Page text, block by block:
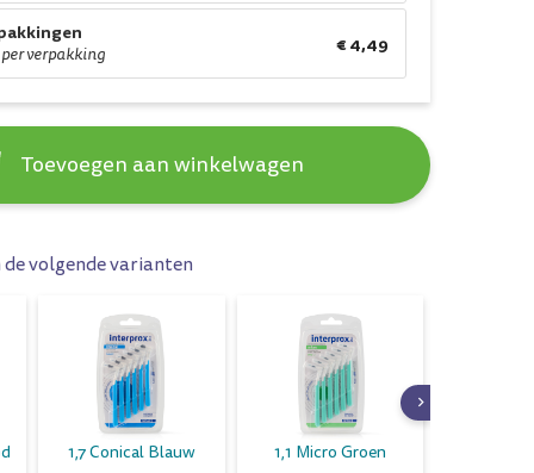
verpakking € 4,49
Toevoegen aan winkelwagen
volgende varianten
1,7 Conical Blauw 1,1 Micro Groen